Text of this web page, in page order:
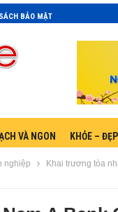
BẢO MẬT
VÀ NGON KHỎE – ĐẸP
nghiệp Khai trương tòa